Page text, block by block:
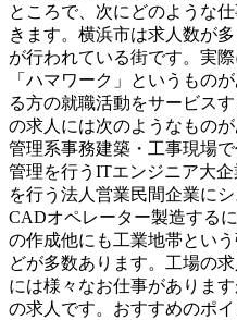
ところで、次にどのような
きます。横浜市は求人数が
が行われている街です。実
「ハマワーク」というもの
る方の就職活動をサービス
の求人には次のようなもの
管理系事務建築・工事現場
管理を行うITエンジニア大
を行う法人営業民間企業に
CADオペレーター製造する
の作成他にも工業地帯とい
どが多数あります。工場の
には様々なお仕事がありま
の求人です。おすすめのポ